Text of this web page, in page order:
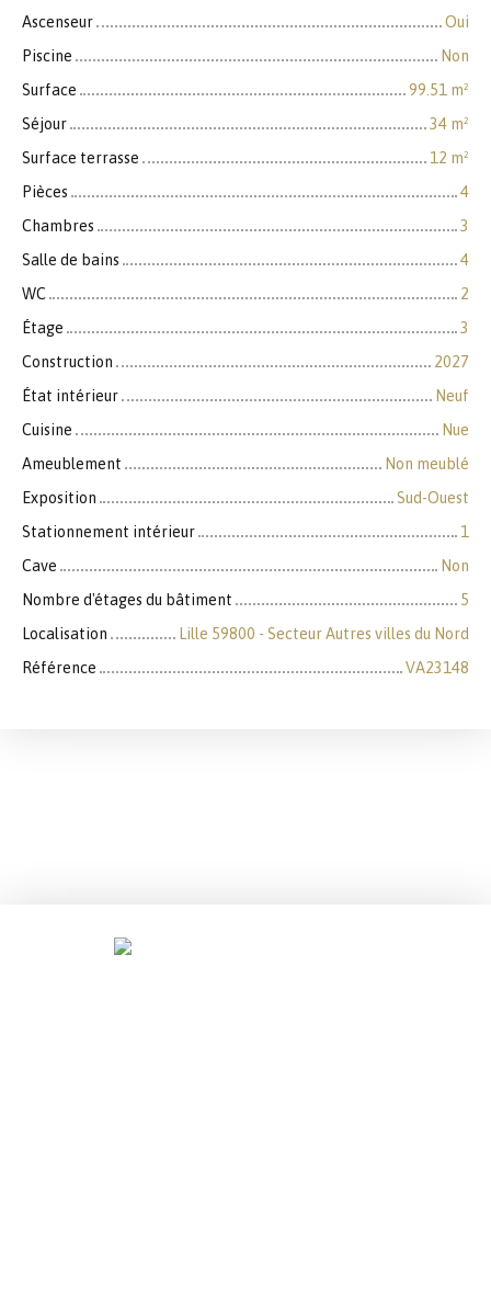
Ascenseur
Oui
Piscine
Non
Surface
99.51 m²
Séjour
34 m²
Surface terrasse
12 m²
Pièces
4
Chambres
3
Salle de bains
4
WC
2
Étage
3
Construction
2027
État intérieur
Neuf
Cuisine
Nue
Ameublement
Non meublé
Exposition
Sud-Ouest
Stationnement intérieur
1
Cave
Non
Nombre d'étages du bâtiment
5
Localisation
Lille 59800 - Secteur Autres villes du Nord
Référence
VA23148